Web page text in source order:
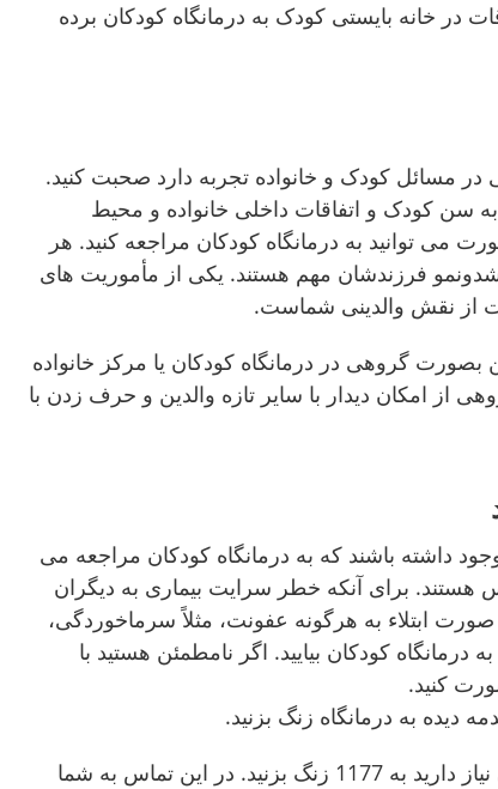
خانه بایستی کودک به درمانگاه کودکان برده
مسائل کودک و خانواده تجربه دارد صحبت کنید.
به سن کودک و اتفاقات داخلی خانواده و محیط
می توانید به درمانگاه کودکان مراجعه کنید. هر
فرزندشان مهم هستند. یکی از مأموریت های
از نقش والدینی شماست.
بصورت گروهی در درمانگاه کودکان یا مرکز خانواده
از امکان دیدار با سایر تازه والدین و حرف زدن با
داشته باشند که به درمانگاه کودکان مراجعه می
هستند. برای آنکه خطر سرایت بیماری به دیگران
ابتلاء به هرگونه عفونت، مثلاً سرماخوردگی،
درمانگاه کودکان بیایید. اگر نامطمئن هستید با
کنید.
دیده به درمانگاه زنگ بزنید.
اگر به راهنمائی خدمات درمانی نیاز دارید به 1177 زنگ بزنید. در این تماس به شما